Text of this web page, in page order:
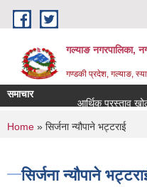
Skip to main content
गल्याङ नगरपालिका,
गण्डकी प्रदेश, गल्याङ,
समाचार
आर्थिक प्रस्ताव
You are here
Home » सिर्जना न्यौपाने भट्टराई
सिर्जना न्यौपाने